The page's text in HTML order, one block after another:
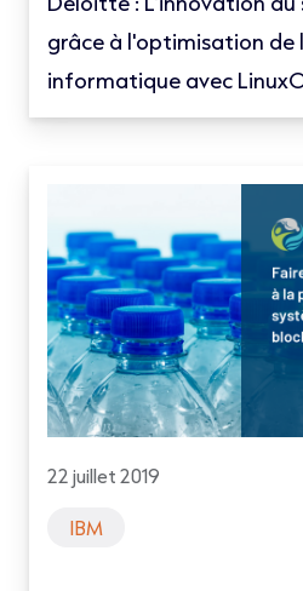
grâce à l'optimisation
informatique avec
22 juillet 2019
IBM